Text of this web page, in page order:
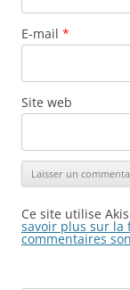
E-mail *
Site web
Ce site utilise
savoir plus sur la
commentaires